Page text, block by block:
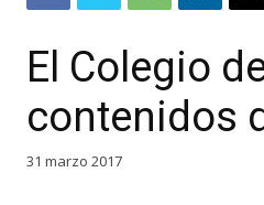
El Colegio
contenidos
31 marzo 2017